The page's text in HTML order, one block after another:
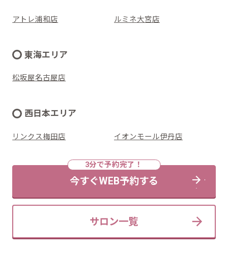
アトレ浦和店 ルミネ大宮店
東海エリア
松坂屋名古屋店
西日本エリア
リンクス梅田店 イオンモール伊丹店
サロン一覧
今すぐWEB予約する